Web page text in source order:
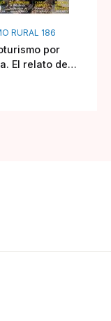
RURAL 186
por
El relato de